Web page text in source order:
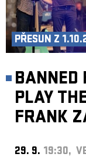
PŘESUN Z
BANNED
PLAY
FRANK
29. 9. 19:30,